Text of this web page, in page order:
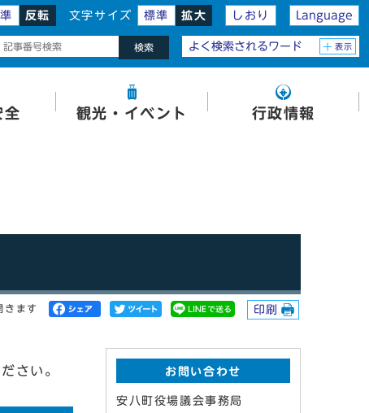
反転 文字サイズ 標準 拡大 しおり Language
検索 よく検索されるワード 表示
全 観光・イベント 行政情報
きます 印刷
さい。
お問い合わせ
安八町役場議会事務局